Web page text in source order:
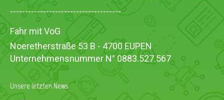
-------------------------------------
Fahr mit VoG
Noeretherstraße 53 B - 4700 EUPEN
Unternehmensnummer N° 0883.527.567
Unsere letzten News